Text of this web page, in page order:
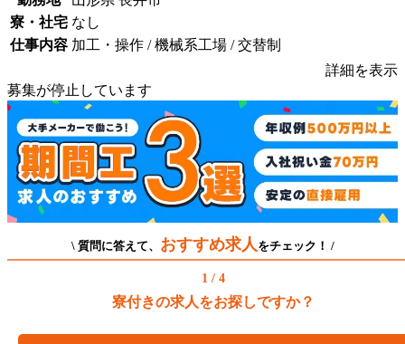
寮・社宅 なし
仕事内容 加工・操作 / 機械系工場 / 交替制
詳細を表示
募集が停止しています
\ 質問に答えて、 おすすめ求人 をチェック！ /
1 / 4
寮付きの求人をお探しですか？